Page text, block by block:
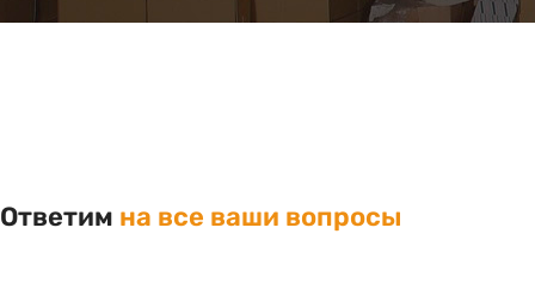
Ответим на все ваши вопросы